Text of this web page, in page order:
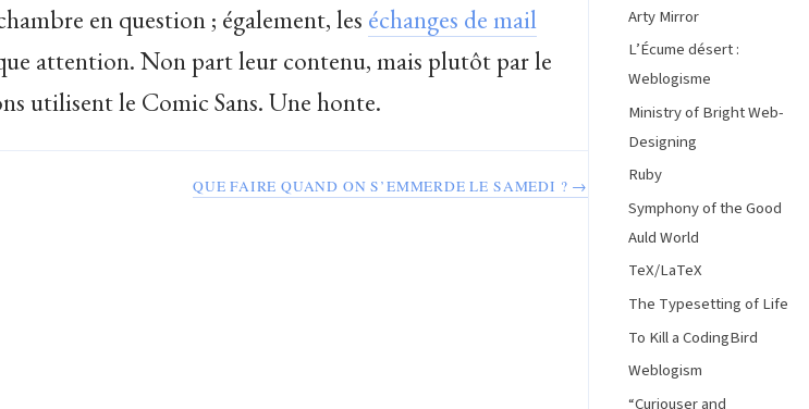
en question ; également, les échanges de mail
attention. Non part leur contenu, mais plutôt par le
utilisent le Comic Sans. Une honte.
QUE FAIRE QUAND ON S’EMMERDE LE SAMEDI ? →
Arty Mirror
L’Écume désert :
Weblogisme
Ministry of Bright Web-
Designing
Ruby
Symphony of the Good
Auld World
TeX/LaTeX
The Typesetting of Life
To Kill a CodingBird
Weblogism
“Curiouser and